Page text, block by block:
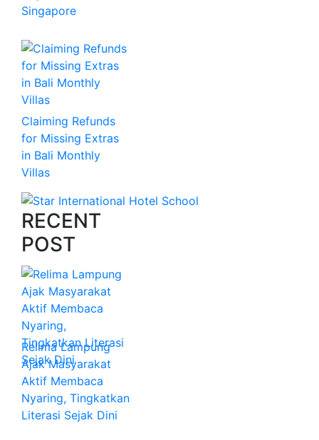
Singapore
Claiming Refunds
for Missing Extras
in Bali Monthly
Villas
RECENT
POST
Relima Lampung
Ajak Masyarakat
Aktif Membaca
Nyaring, Tingkatkan
Literasi Sejak Dini